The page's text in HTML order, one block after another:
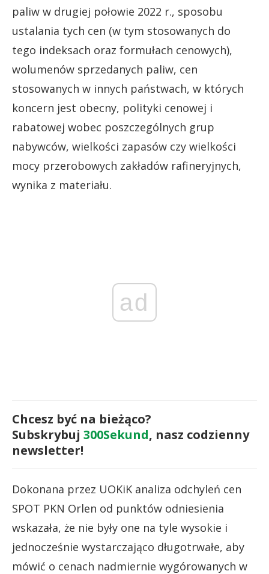
paliw w drugiej połowie 2022 r., sposobu
ustalania tych cen (w tym stosowanych do
tego indeksach oraz formułach cenowych),
wolumenów sprzedanych paliw, cen
stosowanych w innych państwach, w których
koncern jest obecny, polityki cenowej i
rabatowej wobec poszczególnych grup
nabywców, wielkości zapasów czy wielkości
mocy przerobowych zakładów rafineryjnych,
wynika z materiału.
ad
Chcesz być na bieżąco?
Subskrybuj 300Sekund, nasz codzienny
newsletter!
Dokonana przez UOKiK analiza odchyleń cen
SPOT PKN Orlen od punktów odniesienia
wskazała, że nie były one na tyle wysokie i
jednocześnie wystarczająco długotrwałe, aby
mówić o cenach nadmiernie wygórowanych w